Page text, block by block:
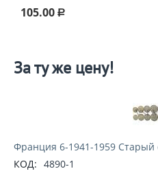
105.00 Р
За ту же цену!
Франция 6-1941-1959 Старый
КОД: 4890-1